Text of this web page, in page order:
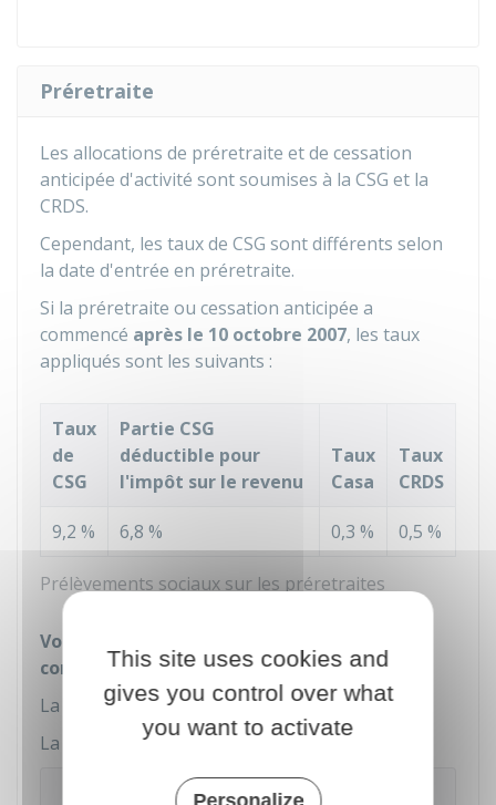
Préretraite
Les allocations de préretraite et de cessation
anticipée d'activité sont soumises à la CSG et la
CRDS.
Cependant, les taux de CSG sont différents selon
la date d'entrée en préretraite.
Si la préretraite ou cessation anticipée a
commencé après le 10 octobre 2007, les taux
appliqués sont les suivants :
Prélèvements sociaux sur les préretraites
Taux
de
CSG
Partie CSG
déductible pour
l'impôt sur le revenu
Taux
Casa
Taux
CRDS
9,2 % 6,8 % 0,3 % 0,5 %
Votre préretraite ou cessation anticipée a
commencé avant le 11 octobre 2007
La CSG est au taux de6,6 %.
La CRDS est au taux de0,5 %.
This site uses cookies and
gives you control over what
you want to activate
Personalize